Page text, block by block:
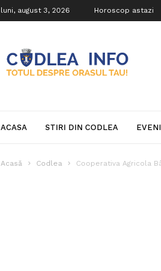
luni, august 3, 2026 Horoscop astazi
Info
ACASA STIRI DIN CODLEA
Acasă Codlea Cooperativa Agricola